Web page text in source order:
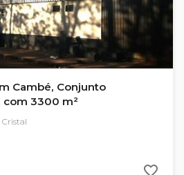
Cambé, Conjunto
com 3300 m²